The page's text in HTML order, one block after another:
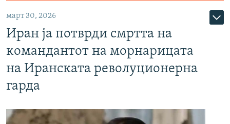
март 30, 2026
Иран ја потврди смртта на
командантот на морнарицата
на Иранската револуционерна
гарда